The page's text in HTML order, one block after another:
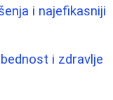
i najefikasniji
i zdravlje